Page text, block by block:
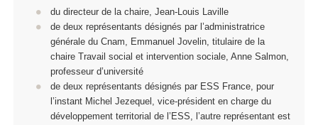
du directeur de la chaire, Jean-Louis Laville
de deux représentants désignés par l’administratrice
générale du Cnam, Emmanuel Jovelin, titulaire de la
chaire Travail social et intervention sociale, Anne Salmon,
professeur d’université
de deux représentants désignés par ESS France, pour
l’instant Michel Jezequel, vice-président en charge du
développement territorial de l’ESS, l’autre représentant est